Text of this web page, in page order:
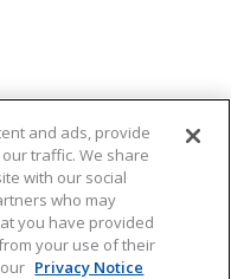
and ads, provide
traffic. We share
with our social
who may
you have provided
your use of their
Privacy Notice